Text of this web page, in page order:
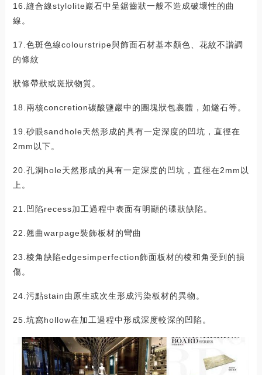
16.縫合線stylolite巖石中呈鋸齒狀一般不造成破壞性的曲
線。
17.色斑色線colourstripe與飾面石材基本顏色、花紋不諧調
的條紋
狀條帶狀或斑狀物質。
18.兩核concretion碳酸鹽巖中的團塊狀包裹體，如燧石等。
19.砂眼sandhole天然形成的具有一定深度的凹坑，直徑在
2mm以下。
20.孔洞hole天然形成的具有一定深度的凹坑，直徑在2mm以
上。
21.凹陷recess加工過程中表面有明顯的碟狀缺陷。
22.翹曲warpage裝飾板材的彎曲
23.棱角缺陷edgesimperfection飾面板材的棱和角受到的損
傷。
24.污點stain由原生或次生形成污染板材的異物。
25.坑窩hollow在加工過程中形成深度較深的凹陷。